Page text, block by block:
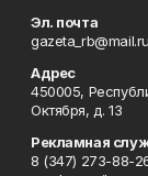
Эл. почта
gazeta_rb@mail.ru
Адрес
450005,
Октября, д. 13
Рекламная
8 (347) 273-88-